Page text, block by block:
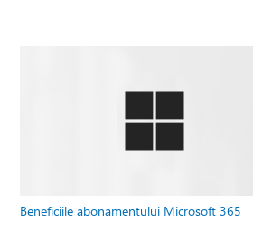
Beneficiile abonamentului Microsoft 365